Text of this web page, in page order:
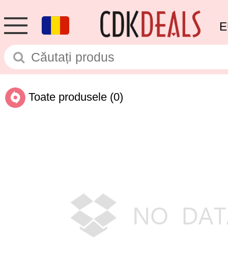
Toate produsele (0)